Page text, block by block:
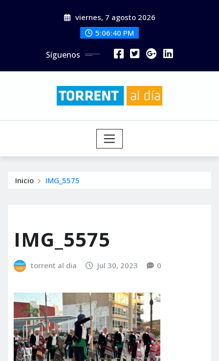
viernes, 7 agosto 2026
5:06:41 PM
Síguenos
Inicio IMG_5575
IMG_5575
torrent al dia Jul 30, 2023 0